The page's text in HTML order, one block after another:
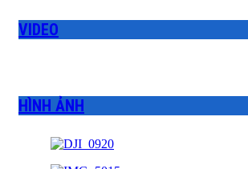
VIDEO
HÌNH ẢNH